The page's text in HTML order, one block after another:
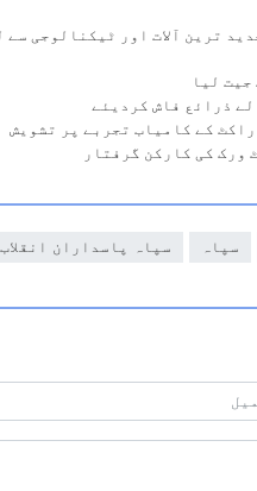
کے جدید ترین آلات اور ٹیکنالوجی
ذرائع فاش کردیئے
ورک کی کارکن گرفتار
سپاہ سپاہ پاسداران انقلاب